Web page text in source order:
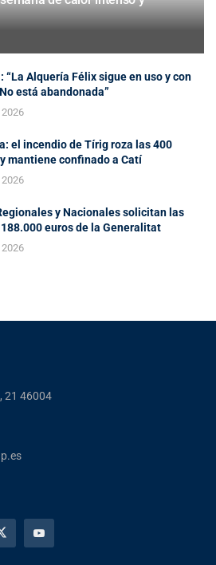
“La Alquería Félix sigue en uso y con
está abandonada”
el incendio de Tírig roza las 400
mantiene confinado a Catí
y Nacionales solicitan las
euros de la Generalitat
21 46004